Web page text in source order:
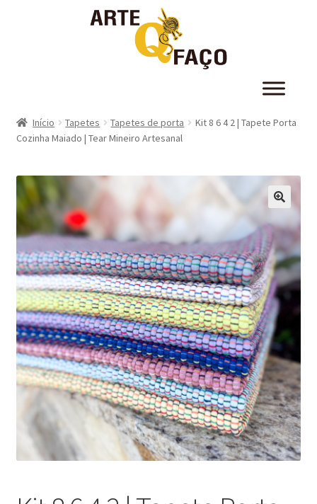
Início Tapetes Tapetes de porta
Kit 8 6 4 2 | Tapete Porta
Cozinha Maiado | Tear Mineiro Artesanal